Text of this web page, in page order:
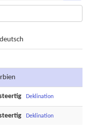
Deklination
Deklination